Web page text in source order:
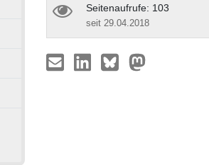
Seitenaufrufe: 103
seit 29.04.2018